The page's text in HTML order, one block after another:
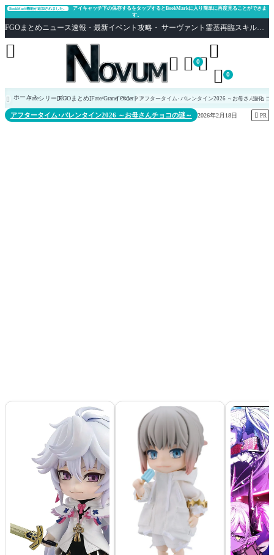
BookMark機能が追加されました。
アイキャッチ下の保存するをタップするとBookMarkに入り簡単に再度見ることができま
す。
FGOまとめニュース速報・最新イベント攻略・ サーヴァント霊基再臨スキル性能評価まとめ Fate/Grand Order
  0

 0

 ホームFateシリーズ[FGOまとめ]Fate/Grand Order
イベント アフタータイム･バレンタイン2026 ～お母さんチョコ
強化
アフタータイム･バレンタイン2026 ～お母さんチョコの謎～ 2026年2月18日  PR